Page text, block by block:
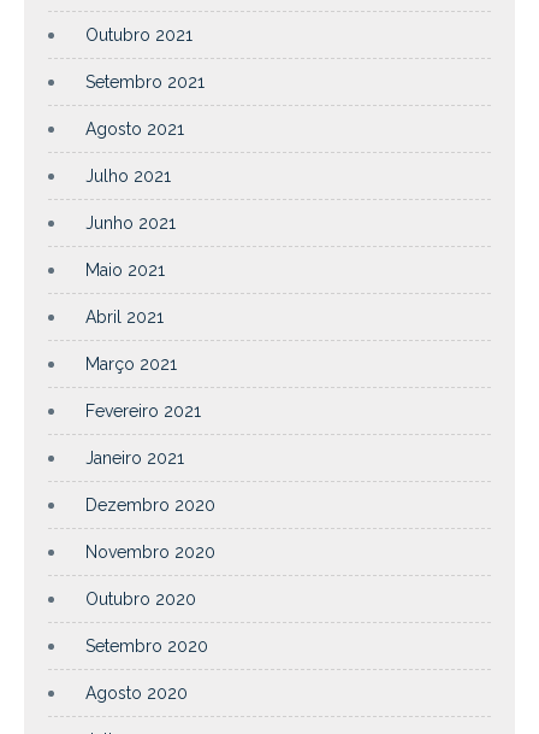
Outubro 2021
Setembro 2021
Agosto 2021
Julho 2021
Junho 2021
Maio 2021
Abril 2021
Março 2021
Fevereiro 2021
Janeiro 2021
Dezembro 2020
Novembro 2020
Outubro 2020
Setembro 2020
Agosto 2020